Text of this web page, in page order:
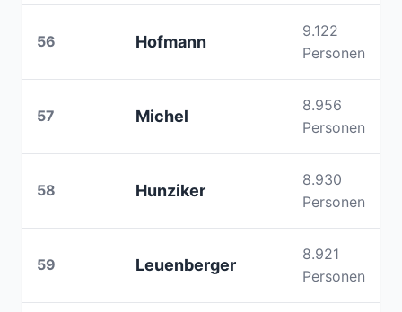
56 Hofmann
9.122
Personen
57 Michel
8.956
Personen
58 Hunziker
8.930
Personen
59 Leuenberger
8.921
Personen